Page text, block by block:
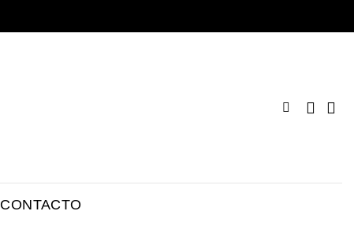
CONTACTO